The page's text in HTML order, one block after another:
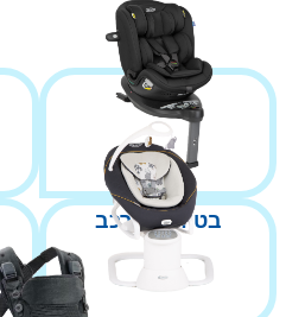
בטיחות ברכב